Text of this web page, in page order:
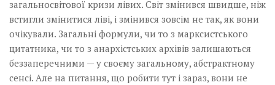
загальносвітової кризи лівих. Світ змінився швидше, ніж
встигли змінитися ліві, і змінився зовсім не так, як вони
очікували. Загальні формули, чи то з марксистського
цитатника, чи то з анархістських архівів залишаються
беззаперечними — у своєму загальному, абстрактному
сенсі. Але на питання, що робити тут і зараз, вони не